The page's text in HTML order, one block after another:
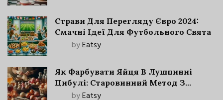
Страви Для Перегляду Євро 2024:
Смачні Ідеї Для Футбольного Свята
byEatsy
Як Фарбувати Яйця В Лушпинні
Цибулі: Старовинний Метод З
Сучасними Нюансами
byEatsy